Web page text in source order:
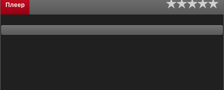
Плеер